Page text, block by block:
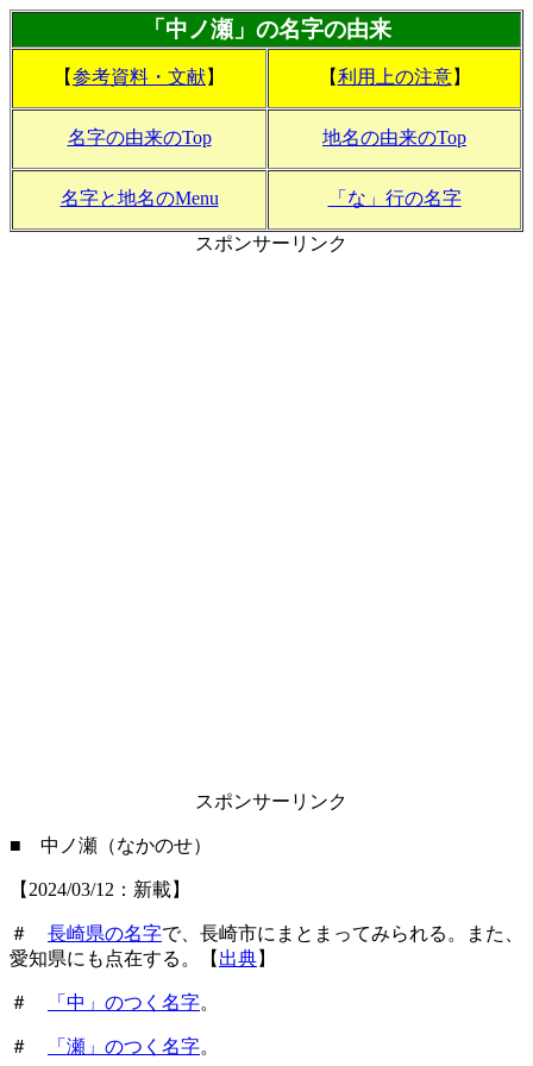
「中ノ瀬」の名字の由来
【参考資料・文献】 【利用上の注意】
名字の由来のTop 地名の由来のTop
名字と地名のMenu 「な」行の名字
スポンサーリンク
スポンサーリンク
■ 中ノ瀬（なかのせ）
【2024/03/12：新載】
＃ 長崎県の名字で、長崎市にまとまってみられる。また、
愛知県にも点在する。【 出典】
＃ 「中」のつく名字。
＃ 「瀬」のつく名字。